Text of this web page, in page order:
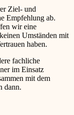
Ziel- und
Empfehlung ab.
wir eine
Umständen mit
haben.
fachliche
im Einsatz
mit dem
dann.